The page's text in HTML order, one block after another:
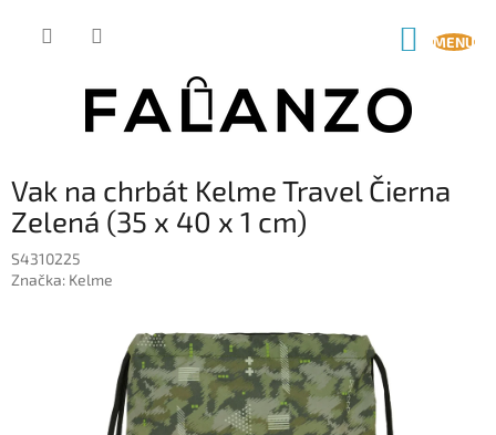
Vak na chrbát Kelme Travel Čierna
Zelená (35 x 40 x 1 cm)
S4310225
Značka: Kelme